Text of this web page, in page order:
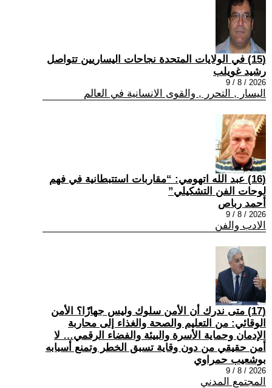
(15) في الولايات المتحدة نجاحات اليساريين تتواصل
رشيد غويلب
2026 / 8 / 9
اليسار , التحرر , والقوى الانسانية في العالم
(16) عبد الله اتهومي: “مقاربات استتبطانية في فهم
لوحات الفن التشكيلي”
أحمد رباص
2026 / 8 / 9
الادب والفن
(17) متى ندرك أن الأمن سلوك وليس جهازًا؟ الأمن
الوقائي: من التعليم والصحة والغذاء إلى محاربة
الإدمان وحماية الأسرة والبيئة والفضاء الرقمي… لا
أمن حقيقي من دون وقاية تسبق الخطر وتمنع أسبابه
بوشعيب حمراوي
2026 / 8 / 9
المجتمع المدني